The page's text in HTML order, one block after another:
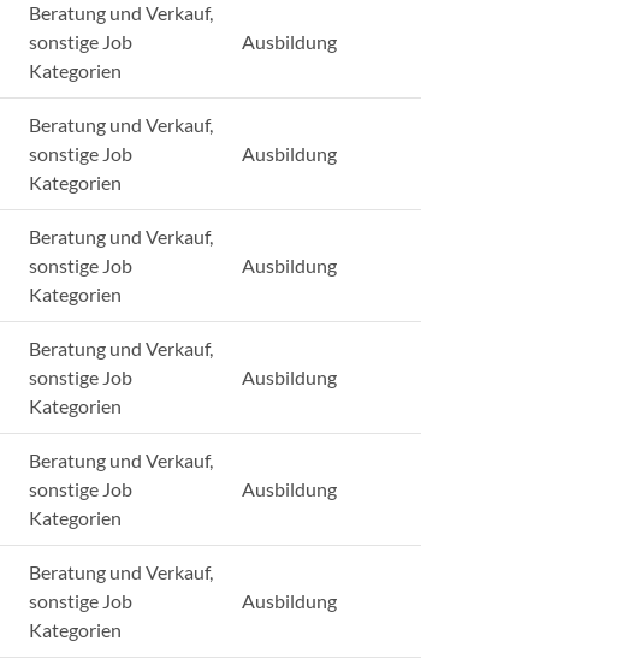
Beratung und Verkauf,
sonstige Job
Kategorien
Ausbildung
Beratung und Verkauf,
sonstige Job
Kategorien
Ausbildung
Beratung und Verkauf,
sonstige Job
Kategorien
Ausbildung
Beratung und Verkauf,
sonstige Job
Kategorien
Ausbildung
Beratung und Verkauf,
sonstige Job
Kategorien
Ausbildung
Beratung und Verkauf,
sonstige Job
Kategorien
Ausbildung